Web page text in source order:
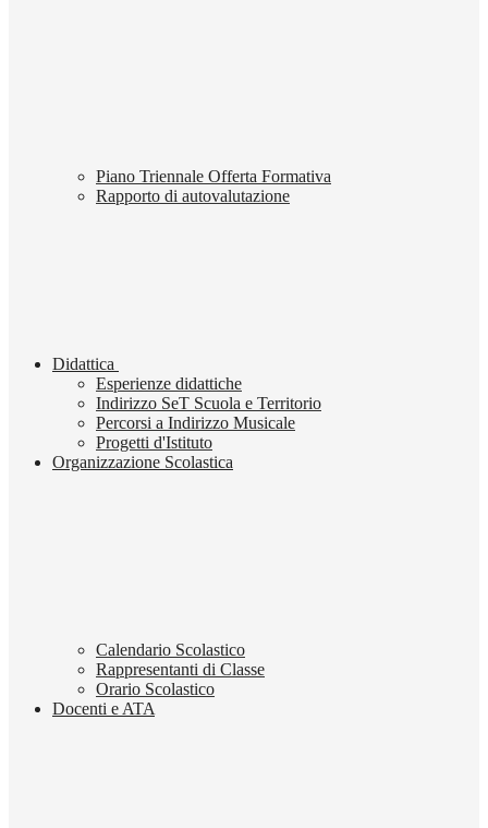
Piano Triennale Offerta Formativa
Rapporto di autovalutazione
Didattica
Esperienze didattiche
Indirizzo SeT Scuola e Territorio
Percorsi a Indirizzo Musicale
Progetti d'Istituto
Organizzazione Scolastica
Calendario Scolastico
Rappresentanti di Classe
Orario Scolastico
Docenti e ATA